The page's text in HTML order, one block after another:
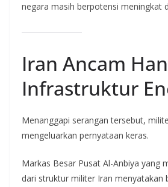
negara masih berpotensi meningkat
Iran Ancam
Infrastruktur
Menanggapi serangan tersebut,
mengeluarkan pernyataan keras.
Markas Besar Pusat Al-Anbiya yang
dari struktur militer Iran menyatakan